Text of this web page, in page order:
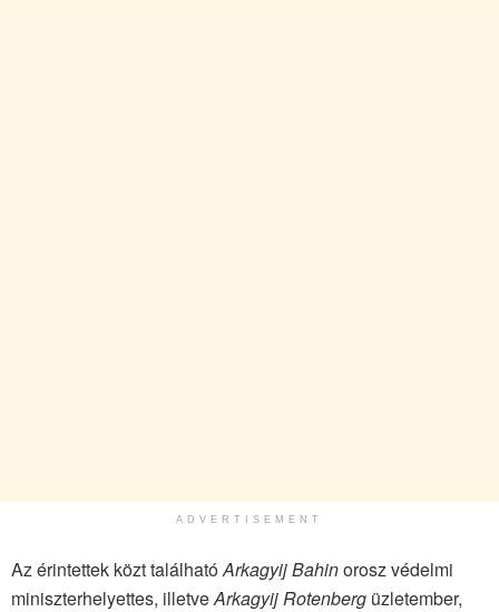
ADVERTISEMENT
Az érintettek közt találhatóArkagyij Bahinorosz védelmi
miniszterhelyettes, illetveArkagyij Rotenberg üzletember,